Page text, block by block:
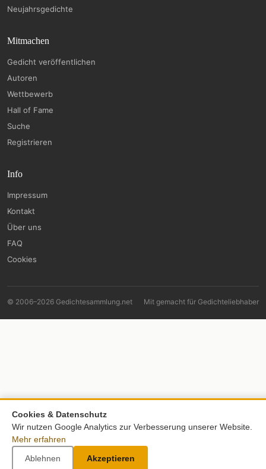
Neujahrsgedichte
Mitmachen
Gedicht veröffentlichen
Autoren
Wettbewerb
Hall of Fame
Suche
Registrieren
Info
Impressum
Kontakt
Über uns
FAQ
Cookies
© 2006–2026 Gedichtesammlung.net Mit gemacht für Gedichteliebhaber
Cookies & Datenschutz
Wir nutzen Google Analytics zur Verbesserung unserer Website.
Mehr erfahren
Ablehnen
Akzeptieren